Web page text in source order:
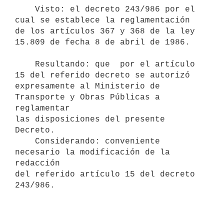
cual se establece la reglamentación
de los artículos 367 y 368 de la ley
15.809 de fecha 8 de abril de 1986.
15 del referido decreto se autorizó
expresamente al Ministerio de
Transporte y Obras Públicas a
reglamentar
las disposiciones del presente
Decreto.
necesario la modificación de la
redacción
del referido artículo 15 del decreto
243/986.